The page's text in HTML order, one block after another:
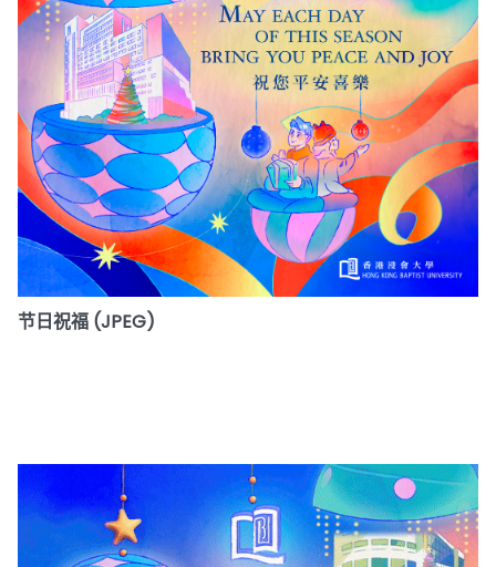
节日祝福 (JPEG)